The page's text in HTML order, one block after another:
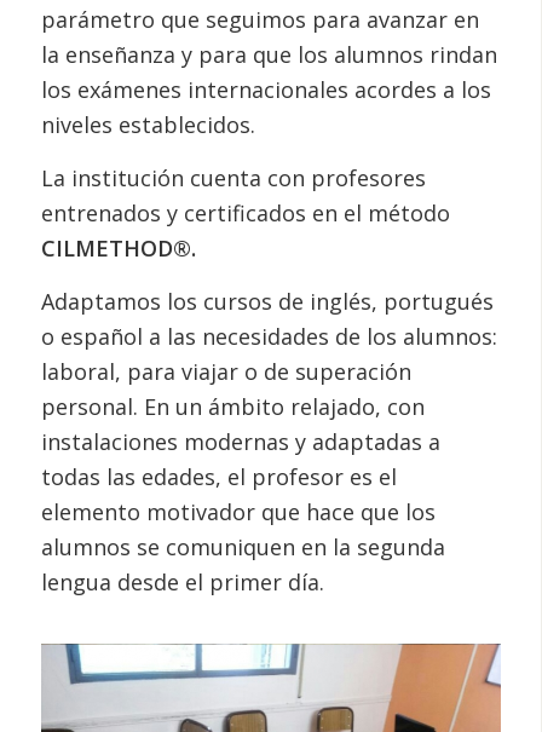
parámetro que seguimos para avanzar en
la enseñanza y para que los alumnos rindan
los exámenes internacionales acordes a los
niveles establecidos.
La institución cuenta con profesores
entrenados y certificados en el método
CILMETHOD®.
Adaptamos los cursos de inglés, portugués
o español a las necesidades de los alumnos:
laboral, para viajar o de superación
personal. En un ámbito relajado, con
instalaciones modernas y adaptadas a
todas las edades, el profesor es el
elemento motivador que hace que los
alumnos se comuniquen en la segunda
lengua desde el primer día.